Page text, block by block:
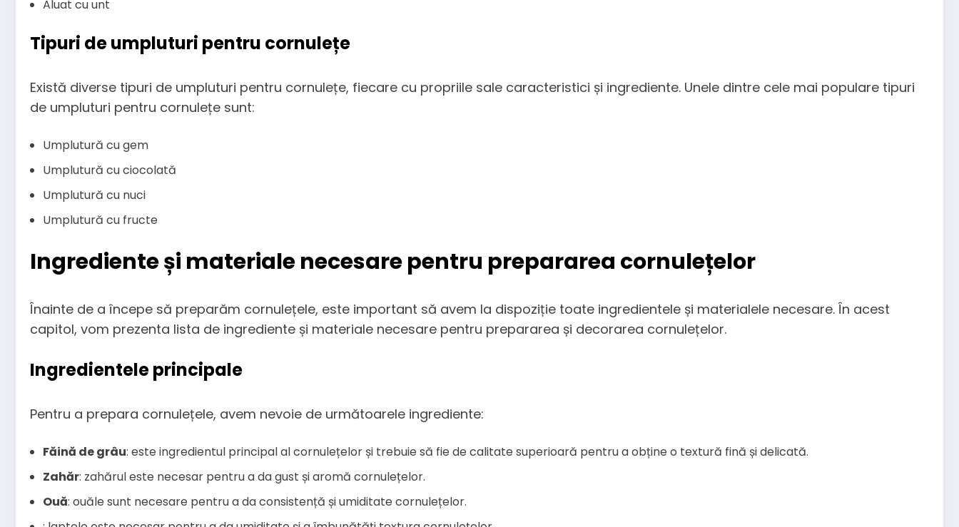
Aluat cu unt
Tipuri de umpluturi pentru cornulețe
Există diverse tipuri de umpluturi pentru cornulețe, fiecare cu propriile sale caracteristici și ingrediente. Unele dintre cele mai populare tipuri
de umpluturi pentru cornulețe sunt:
Umplutură cu gem
Umplutură cu ciocolată
Umplutură cu nuci
Umplutură cu fructe
Ingrediente și materiale necesare pentru prepararea cornulețelor
Înainte de a începe să preparăm cornulețele, este important să avem la dispoziție toate ingredientele și materialele necesare. În acest
capitol, vom prezenta lista de ingrediente și materiale necesare pentru prepararea și decorarea cornulețelor.
Ingredientele principale
Pentru a prepara cornulețele, avem nevoie de următoarele ingrediente:
Făină de grâu: este ingredientul principal al cornulețelor și trebuie să fie de calitate superioară pentru a obține o textură fină și delicată.
Zahăr: zahărul este necesar pentru a da gust și aromă cornulețelor.
Ouă: ouăle sunt necesare pentru a da consistență și umiditate cornulețelor.